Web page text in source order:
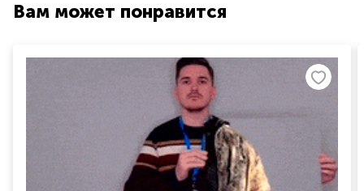
Вам может понравится